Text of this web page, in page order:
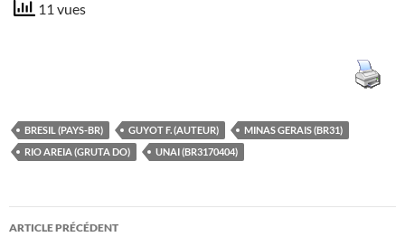
11 vues
BRESIL (PAYS-BR) GUYOT F. (AUTEUR)
MINAS GERAIS (BR31)
RIO AREIA (GRUTA DO)
UNAI (BR3170404)
Navigation
ARTICLE PRÉCÉDENT